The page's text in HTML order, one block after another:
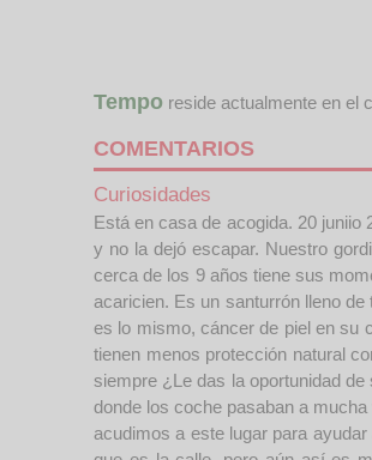
Tempo reside actualmente en el
COMENTARIOS
Curiosidades
Está en casa de acogida. 20 juniio
y no la dejó escapar. Nuestro
cerca de los 9 años tiene sus
acaricien. Es un santurrón lleno
es lo mismo, cáncer de piel en su
tienen menos protección natural
siempre ¿Le das la oportunidad
donde los coche pasaban a
acudimos a este lugar para